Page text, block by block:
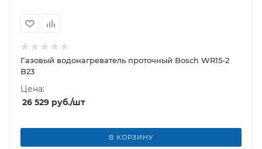
Газовый водонагреватель проточный Bosch WR15-2
B23
Цена:
26 529 руб./шт
В КОРЗИНУ